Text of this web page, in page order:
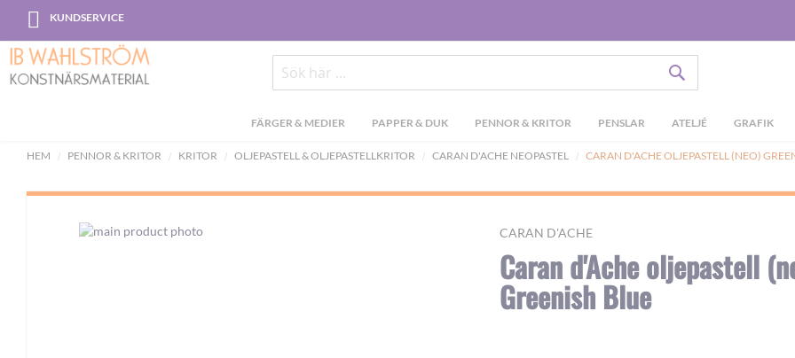
KUNDSERVICESkip
Content
Sök
FÄRGER & MEDIER PAPPER & DUK PENNOR & KRITOR PENSLAR ATELJÉ GRAFIK
HEM PENNOR & KRITOR KRITOR OLJEPASTELL & OLJEPASTELLKRITOR CARAN D'ACHE NEOPASTEL CARAN D'ACHE OLJEPASTELL (NEO)
CARAN D'ACHE
Caran d'Ache oljepastell
Greenish Blue